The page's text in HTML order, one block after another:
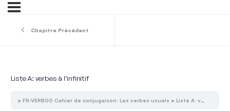
Chapitre Précédent
Liste A: verbes à l’infinitif
FR-VERB00 Cahier de conjugaison: Les verbes usuels Liste A: verbes à l’infinitif